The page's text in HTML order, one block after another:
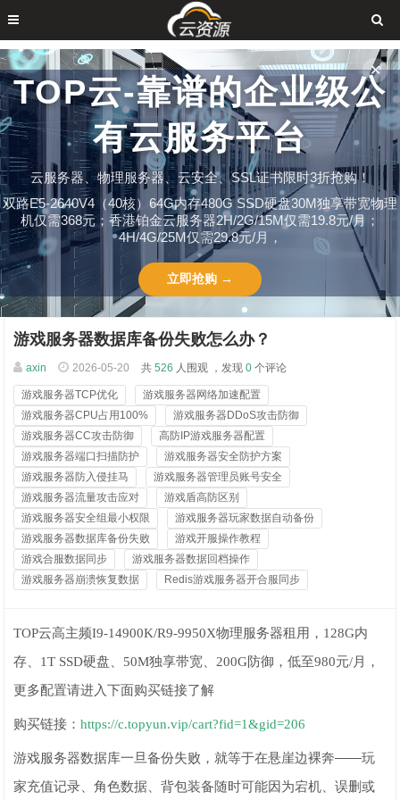
TOP云-靠谱的企业级公
有云服务平台
云服务器、物理服务器、云安全、SSL证书限时3折抢购！
双路E5-2640V4（40核）64G内存480G SSD硬盘30M独享带宽物理
机仅需368元；香港铂金云服务器2H/2G/15M仅需19.8元/月；
4H/4G/25M仅需29.8元/月，
立即抢购 →
✕
游戏服务器数据库备份失败怎么办？
axin 2026-05-20 共 526 人围观 ，发现 0 个评论
游戏服务器TCP优化
游戏服务器网络加速配置
游戏服务器CPU占用100%
游戏服务器DDoS攻击防御
游戏服务器CC攻击防御
高防IP游戏服务器配置
游戏服务器端口扫描防护
游戏服务器安全防护方案
游戏服务器防入侵挂马
游戏服务器管理员账号安全
游戏服务器流量攻击应对
游戏盾高防区别
游戏服务器安全组最小权限
游戏服务器玩家数据自动备份
游戏服务器数据库备份失败
游戏开服操作教程
游戏合服数据同步
游戏服务器数据回档操作
游戏服务器崩溃恢复数据
Redis游戏服务器开合服同步
TOP云高主频I9-14900K/R9-9950X物理服务器租用，128G内
存、1T SSD硬盘、50M独享带宽、200G防御，低至980元/月，
更多配置请进入下面购买链接了解
购买链接：https://c.topyun.vip/cart?fid=1&gid=206
游戏服务器数据库一旦备份失败，就等于在悬崖边裸奔——玩
家充值记录、角色数据、背包装备随时可能因为宕机、误删或